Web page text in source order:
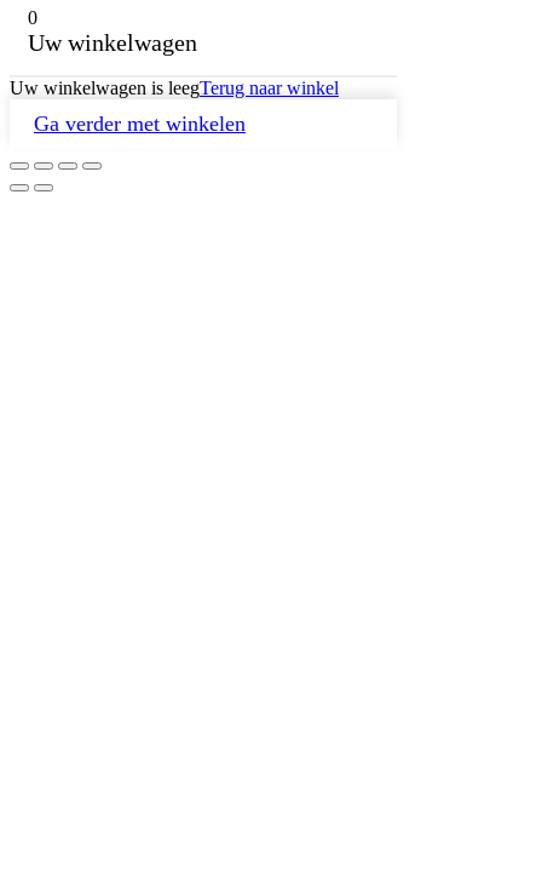
0
Uw winkelwagen
Uw winkelwagen is leegTerug naar winkel
Ga verder met winkelen